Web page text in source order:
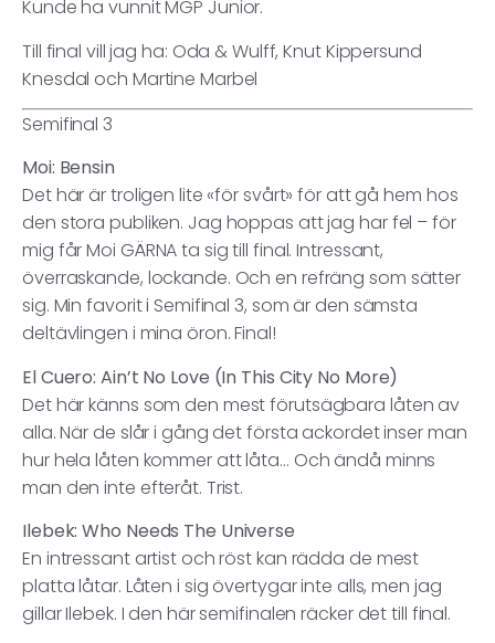
Kunde ha vunnit MGP Junior.
Till final vill jag ha: Oda & Wulff, Knut Kippersund
Knesdal och Martine Marbel
Semifinal 3
Moi: Bensin
Det här är troligen lite «för svårt» för att gå hem hos
den stora publiken. Jag hoppas att jag har fel – för
mig får Moi GÄRNA ta sig till final. Intressant,
överraskande, lockande. Och en refräng som sätter
sig. Min favorit i Semifinal 3, som är den sämsta
deltävlingen i mina öron. Final!
El Cuero: Ain’t No Love (In This City No More)
Det här känns som den mest förutsägbara låten av
alla. När de slår i gång det första ackordet inser man
hur hela låten kommer att låta… Och ändå minns
man den inte efteråt. Trist.
Ilebek: Who Needs The Universe
En intressant artist och röst kan rädda de mest
platta låtar. Låten i sig övertygar inte alls, men jag
gillar Ilebek. I den här semifinalen räcker det till final.